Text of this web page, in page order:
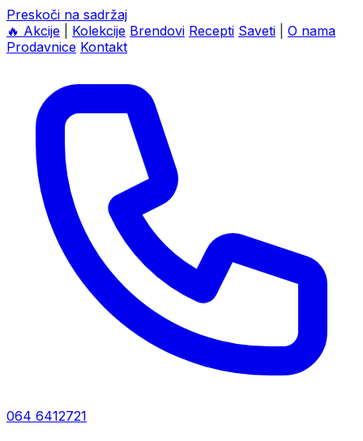
Preskoči na sadržaj
🔥 Akcije Kolekcije Brendovi Recepti Saveti
O nama
Prodavnice Kontakt
064 6412721